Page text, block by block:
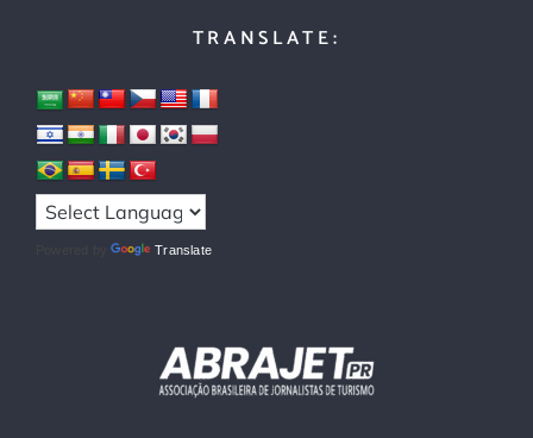
TRANSLATE:
Powered by Translate